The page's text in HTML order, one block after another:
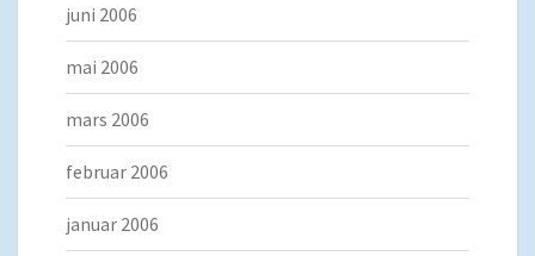
juni 2006
mai 2006
mars 2006
februar 2006
januar 2006